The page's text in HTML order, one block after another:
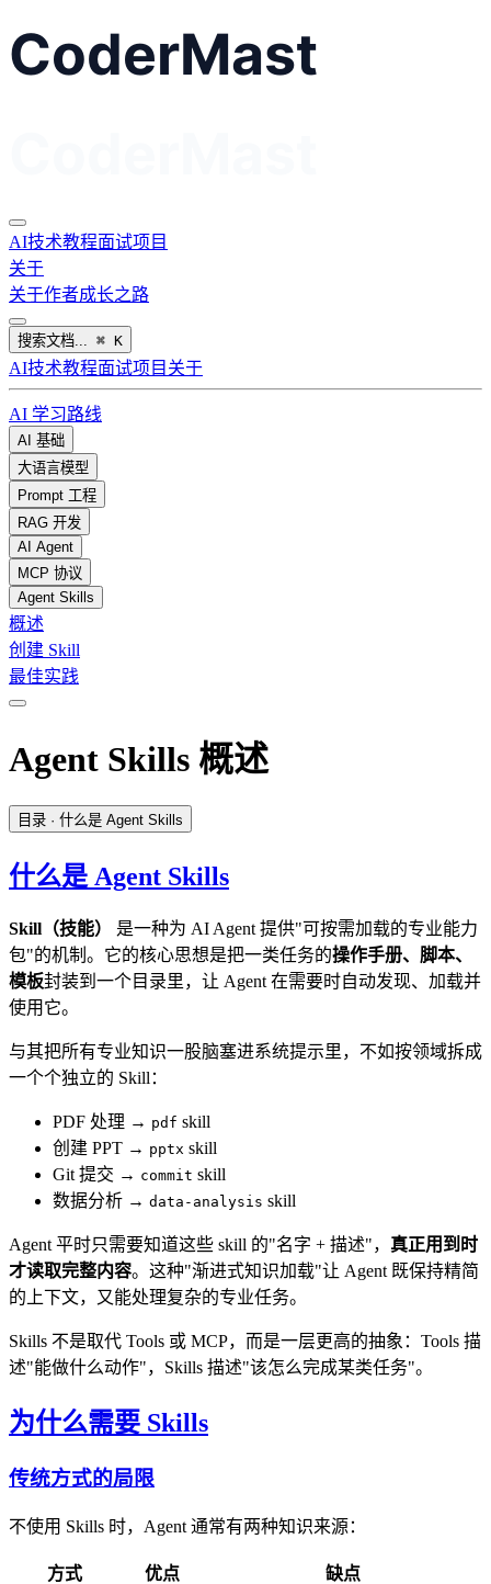
AI技术教程面试项目
关于
关于作者成长之路
搜索文档... ⌘ K
AI技术教程面试项目 关于
AI 学习路线
AI 基础
大语言模型
Prompt 工程
RAG 开发
AI Agent
MCP 协议
Agent Skills
概述
创建 Skill
最佳实践
Agent Skills 概述
目录 · 什么是 Agent Skills
什么是 Agent Skills
Skill（技能）
是一种为 AI Agent 提供"可按需加载的专业能力
包"的机制。它的核心思想是把一类任务的操作手册、脚本、
模板封装到一个目录里，让 Agent 在需要时自动发现、加载并
使用它。
与其把所有专业知识一股脑塞进系统提示里，不如按领域拆成
一个个独立的 Skill：
PDF 处理 → pdf skill
创建 PPT → pptx skill
Git 提交 → commit skill
数据分析 → data-analysis skill
Agent 平时只需要知道这些 skill 的"名字 + 描述"， 真正用到时
才读取完整内容。这种"渐进式知识加载"让 Agent 既保持精简
的上下文，又能处理复杂的专业任务。
Skills 不是取代 Tools 或 MCP，而是一层更高的抽象：Tools 描
述"能做什么动作"，Skills 描述"该怎么完成某类任务"。
为什么需要 Skills
传统方式的局限
不使用 Skills 时，Agent 通常有两种知识来源：
方式 优点
缺点